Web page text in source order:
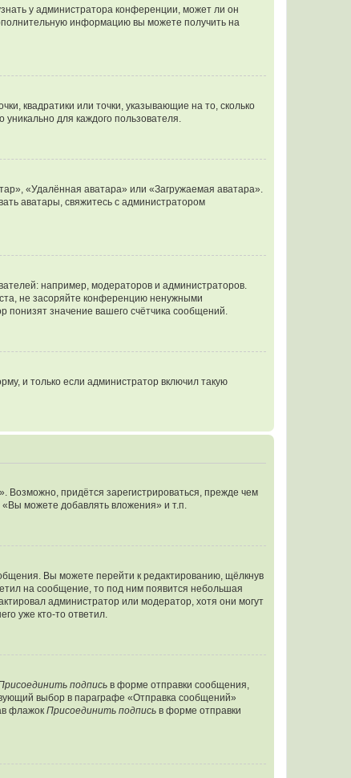
у администратора конференции, может ли он
информацию вы можете получить на
квадратики или точки, указывающие на то, сколько
для каждого пользователя.
«Удалённая аватара» или «Загружаемая аватара».
аватары, свяжитесь с администратором
например, модераторов и администраторов.
не засоряйте конференцию ненужными
значение вашего счётчика сообщений.
и только если администратор включил такую
придётся зарегистрироваться, прежде чем
можете добавлять вложения» и т.п.
Вы можете перейти к редактированию, щёлкнув
на сообщение, то под ним появится небольшая
администратор или модератор, хотя они могут
уже кто-то ответил.
подпись в форме отправки сообщения,
выбор в параграфе «Отправка сообщений»
флажок Присоединить подпись в форме отправки